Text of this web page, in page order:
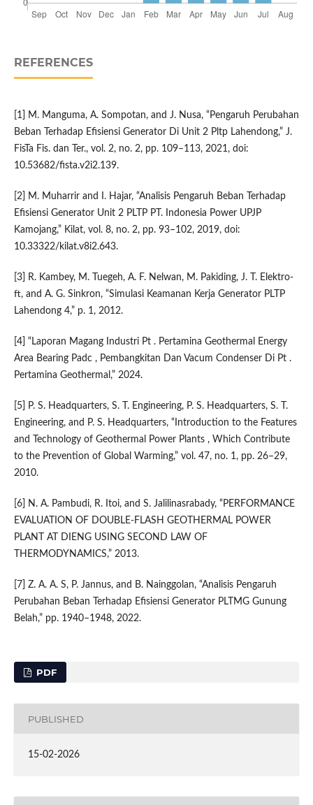
REFERENCES
[1] M. Manguma, A. Sompotan, and J. Nusa, “Pengaruh Perubahan
Beban Terhadap Efisiensi Generator Di Unit 2 Pltp Lahendong,” J.
FisTa Fis. dan Ter., vol. 2, no. 2, pp. 109–113, 2021, doi:
10.53682/fista.v2i2.139.
[2] M. Muharrir and I. Hajar, “Analisis Pengaruh Beban Terhadap
Efisiensi Generator Unit 2 PLTP PT. Indonesia Power UPJP
Kamojang,” Kilat, vol. 8, no. 2, pp. 93–102, 2019, doi:
10.33322/kilat.v8i2.643.
[3] R. Kambey, M. Tuegeh, A. F. Nelwan, M. Pakiding, J. T. Elektro-
ft, and A. G. Sinkron, “Simulasi Keamanan Kerja Generator PLTP
Lahendong 4,” p. 1, 2012.
[4] “Laporan Magang Industri Pt . Pertamina Geothermal Energy
Area Bearing Padc , Pembangkitan Dan Vacum Condenser Di Pt .
Pertamina Geothermal,” 2024.
[5] P. S. Headquarters, S. T. Engineering, P. S. Headquarters, S. T.
Engineering, and P. S. Headquarters, “Introduction to the Features
and Technology of Geothermal Power Plants , Which Contribute
to the Prevention of Global Warming,” vol. 47, no. 1, pp. 26–29,
2010.
[6] N. A. Pambudi, R. Itoi, and S. Jalilinasrabady, “PERFORMANCE
EVALUATION OF DOUBLE-FLASH GEOTHERMAL POWER
PLANT AT DIENG USING SECOND LAW OF
THERMODYNAMICS,” 2013.
[7] Z. A. A. S, P. Jannus, and B. Nainggolan, “Analisis Pengaruh
Perubahan Beban Terhadap Efisiensi Generator PLTMG Gunung
Belah,” pp. 1940–1948, 2022.
PDF
PUBLISHED
15-02-2026